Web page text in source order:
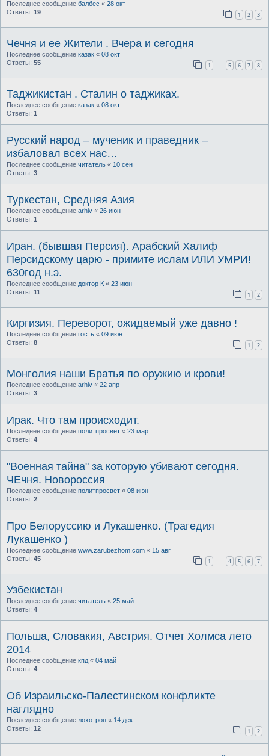
Последнее сообщение балбес « 28 окт
Ответы: 19 1 2 3
Чечня и ее Жители . Вчера и сегодня
Последнее сообщение казак « 08 окт
Ответы: 55 1 … 5 6 7 8
Таджикистан . Сталин о таджиках.
Последнее сообщение казак « 08 окт
Ответы: 1
Русский народ – мученик и праведник –
избаловал всех нас…
Последнее сообщение читатель « 10 сен
Ответы: 3
Туркестан, Средняя Азия
Последнее сообщение arhiv « 26 июн
Ответы: 1
Иран. (бывшая Персия). Арабский Халиф
Персидскому царю - примите ислам ИЛИ УМРИ!
630год н.э.
Последнее сообщение доктор К « 23 июн
Ответы: 11 1 2
Киргизия. Переворот, ожидаемый уже давно !
Последнее сообщение гость « 09 июн
Ответы: 8 1 2
Монголия наши Братья по оружию и крови!
Последнее сообщение arhiv « 22 апр
Ответы: 3
Ирак. Что там происходит.
Последнее сообщение политпросвет « 23 мар
Ответы: 4
"Военная тайна" за которую убивают сегодня.
ЧЕчня. Новороссия
Последнее сообщение политпросвет « 08 июн
Ответы: 2
Про Белоруссию и Лукашенко. (Трагедия
Лукашенко )
Последнее сообщение www.zarubezhom.com « 15 авг
Ответы: 45 1 … 4 5 6 7
Узбекистан
Последнее сообщение читатель « 25 май
Ответы: 4
Польша, Словакия, Австрия. Отчет Холмса лето
2014
Последнее сообщение кпд « 04 май
Ответы: 4
Об Израильско-Палестинском конфликте
наглядно
Последнее сообщение лохотрон « 14 дек
Ответы: 12 1 2